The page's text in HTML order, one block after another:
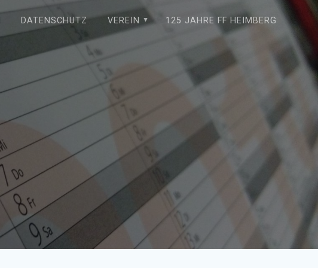
DATENSCHUTZ VEREIN 125 JAHRE FF HEIMBERG